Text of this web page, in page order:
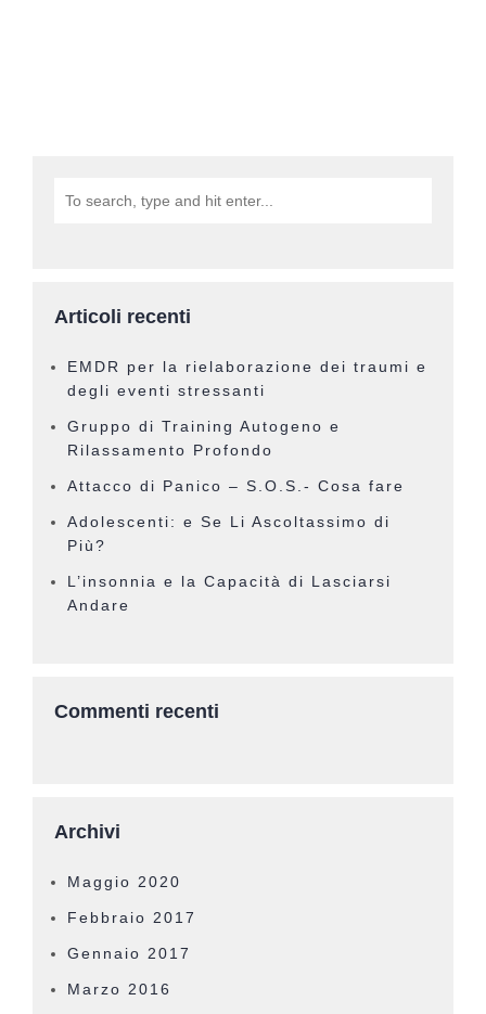
Articoli recenti
EMDR per la rielaborazione dei traumi e
degli eventi stressanti
Gruppo di Training Autogeno e
Rilassamento Profondo
Attacco di Panico – S.O.S.- Cosa fare
Adolescenti: e Se Li Ascoltassimo di
Più?
L’insonnia e la Capacità di Lasciarsi
Andare
Commenti recenti
Archivi
Maggio 2020
Febbraio 2017
Gennaio 2017
Marzo 2016